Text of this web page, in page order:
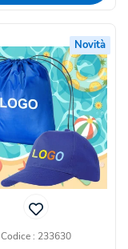
Novità
Codice : 233630